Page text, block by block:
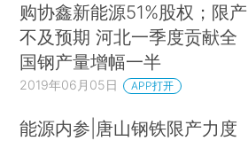
购协鑫新能源51%股权；限产
不及预期 河北一季度贡献全
国钢产量增幅一半
2019年06月05日 APP打开
能源内参|唐山钢铁限产力度